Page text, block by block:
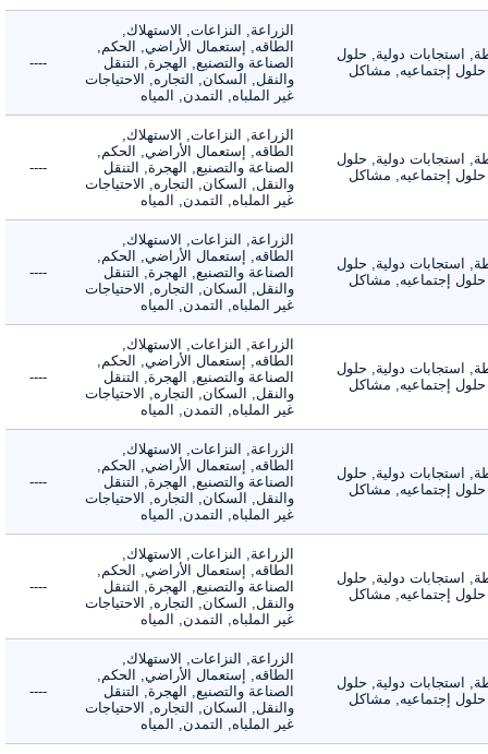
استجابات دولية, حلول
إجتماعيه, مشاكل
الزراعة, النزاعات, الاستهلاك,
الطاقه, إستعمال الأراضي, الحكم,
الصناعة والتصنيع, الهجرة, التنقل
والنقل, السكان, التجاره, الاحتياجات
غير الملباه, التمدن, المياه
----
استجابات دولية, حلول
إجتماعيه, مشاكل
الزراعة, النزاعات, الاستهلاك,
الطاقه, إستعمال الأراضي, الحكم,
الصناعة والتصنيع, الهجرة, التنقل
والنقل, السكان, التجاره, الاحتياجات
غير الملباه, التمدن, المياه
----
استجابات دولية, حلول
إجتماعيه, مشاكل
الزراعة, النزاعات, الاستهلاك,
الطاقه, إستعمال الأراضي, الحكم,
الصناعة والتصنيع, الهجرة, التنقل
والنقل, السكان, التجاره, الاحتياجات
غير الملباه, التمدن, المياه
----
استجابات دولية, حلول
إجتماعيه, مشاكل
الزراعة, النزاعات, الاستهلاك,
الطاقه, إستعمال الأراضي, الحكم,
الصناعة والتصنيع, الهجرة, التنقل
والنقل, السكان, التجاره, الاحتياجات
غير الملباه, التمدن, المياه
----
استجابات دولية, حلول
إجتماعيه, مشاكل
الزراعة, النزاعات, الاستهلاك,
الطاقه, إستعمال الأراضي, الحكم,
الصناعة والتصنيع, الهجرة, التنقل
والنقل, السكان, التجاره, الاحتياجات
غير الملباه, التمدن, المياه
----
استجابات دولية, حلول
إجتماعيه, مشاكل
الزراعة, النزاعات, الاستهلاك,
الطاقه, إستعمال الأراضي, الحكم,
الصناعة والتصنيع, الهجرة, التنقل
والنقل, السكان, التجاره, الاحتياجات
غير الملباه, التمدن, المياه
----
استجابات دولية, حلول
إجتماعيه, مشاكل
الزراعة, النزاعات, الاستهلاك,
الطاقه, إستعمال الأراضي, الحكم,
الصناعة والتصنيع, الهجرة, التنقل
والنقل, السكان, التجاره, الاحتياجات
غير الملباه, التمدن, المياه
----